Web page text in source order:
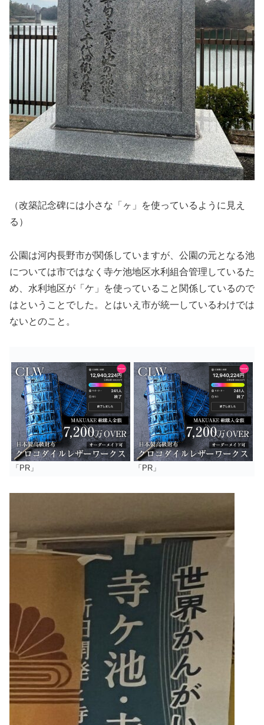
（改築記念碑には小さな「ヶ」を使っているように見え
る）
公園は河内長野市が関係していますが、公園の元となる池
については市ではなく寺ケ池地区水利組合管理しているた
め、水利地区が「ケ」を使っていること関係しているので
はということでした。とはいえ市が統一しているわけでは
ないとのこと。
「PR」 「PR」